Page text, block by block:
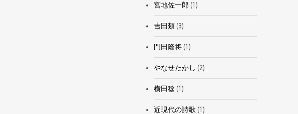
宮地佐一郎 (1)
吉田類(3)
門田隆将(1)
やなせたかし (2)
横田稔(1)
近現代の詩歌 (1)